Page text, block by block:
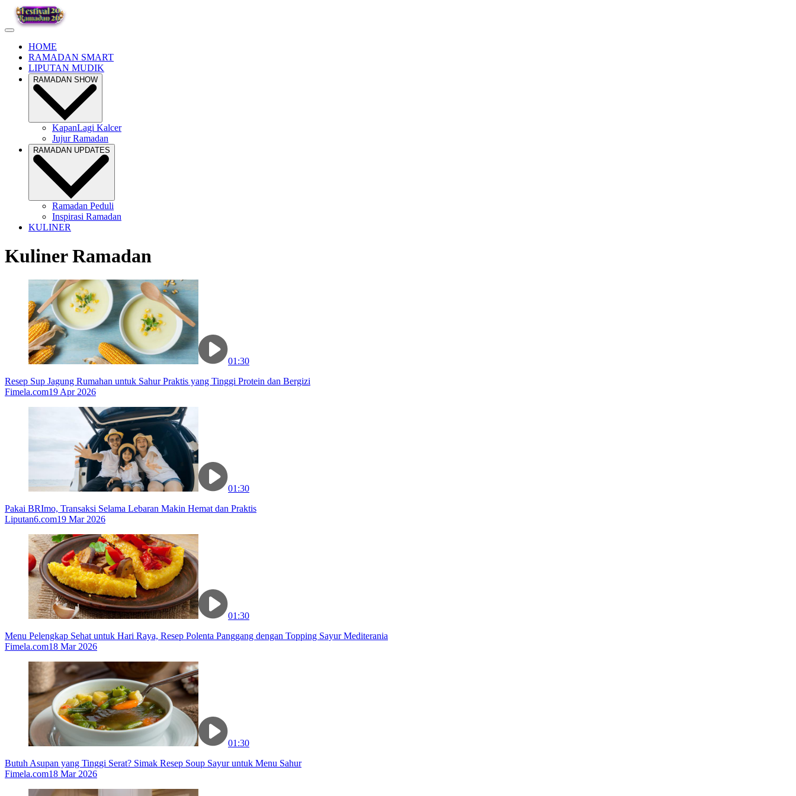
HOME
RAMADAN SMART
LIPUTAN MUDIK
RAMADAN SHOW
KapanLagi Kalcer
Jujur Ramadan
RAMADAN UPDATES
Ramadan Peduli
Inspirasi Ramadan
KULINER
Kuliner Ramadan
01:30
Resep Sup Jagung Rumahan untuk Sahur Praktis yang Tinggi Protein dan Bergizi
Fimela.com19 Apr 2026
01:30
Pakai BRImo, Transaksi Selama Lebaran Makin Hemat dan Praktis
Liputan6.com19 Mar 2026
01:30
Menu Pelengkap Sehat untuk Hari Raya, Resep Polenta Panggang dengan Topping Sayur Mediterania
Fimela.com18 Mar 2026
01:30
Butuh Asupan yang Tinggi Serat? Simak Resep Soup Sayur untuk Menu Sahur
Fimela.com18 Mar 2026